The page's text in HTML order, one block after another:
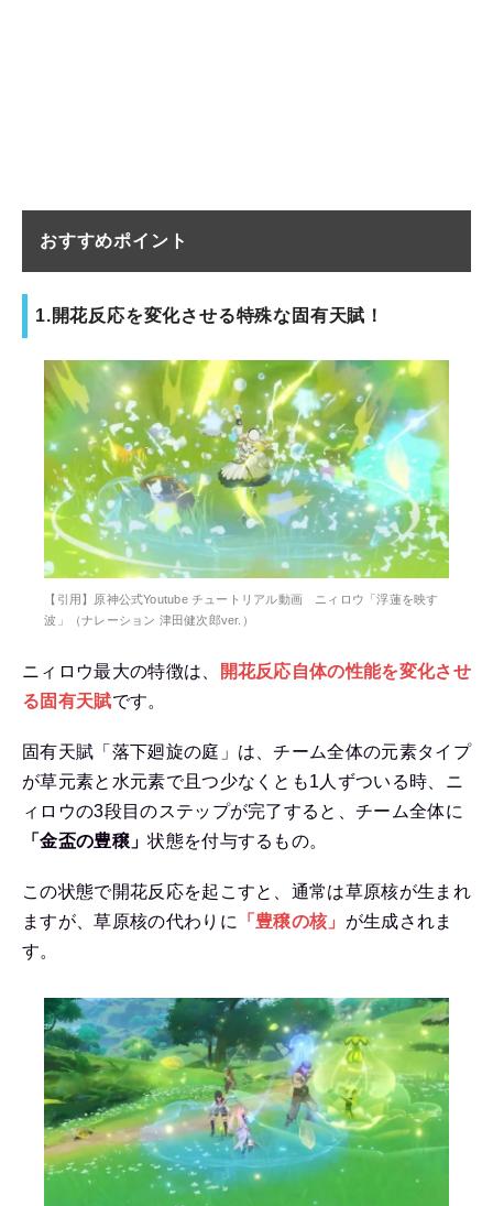
おすすめポイント
1.開花反応を変化させる特殊な固有天賦！
【引用】原神公式Youtube チュートリアル動画 ニィロウ「浮蓮を映す
波」（ナレーション 津田健次郎ver.）
ニィロウ最大の特徴は、
開花反応自体の性能を変化させ
る固有天賦です。
固有天賦「落下廻旋の庭」は、チーム全体の元素タイプ
が草元素と水元素で且つ少なくとも1人ずついる時、ニ
ィロウの3段目のステップが完了すると、チーム全体に
「金盃の豊穣」状態を付与するもの。
この状態で開花反応を起こすと、通常は草原核が生まれ
ますが、草原核の代わりに
「豊穣の核」 が生成されま
す。